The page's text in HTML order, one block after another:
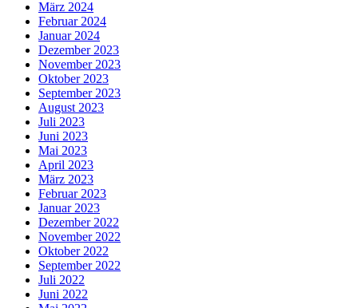
März 2024
Februar 2024
Januar 2024
Dezember 2023
November 2023
Oktober 2023
September 2023
August 2023
Juli 2023
Juni 2023
Mai 2023
April 2023
März 2023
Februar 2023
Januar 2023
Dezember 2022
November 2022
Oktober 2022
September 2022
Juli 2022
Juni 2022